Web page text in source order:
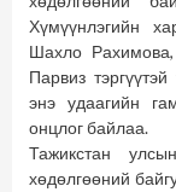
Хүмүүнлэгийн
Шахло
Парвиз
энэ удаагийн
онцлог байлаа.
Тажикстан
хөдөлгөөний